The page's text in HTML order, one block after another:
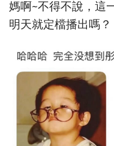
媽啊~不得不說，這
明天就定檔播出嗎？